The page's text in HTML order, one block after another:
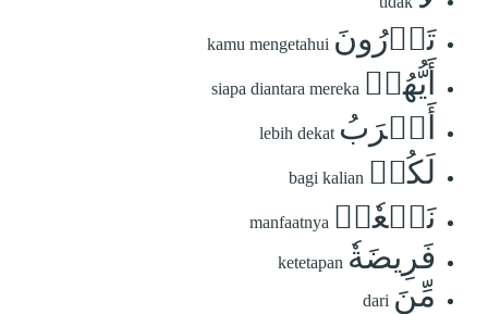
تَدۡرُونَ kamu mengetahui
أَيُّهُمۡ siapa diantara mereka
أَقۡرَبُ lebih dekat
لَكُمۡ bagi kalian
نَفۡعٗاۚ manfaatnya
فَرِيضَةٗ ketetapan
مِّنَ dari